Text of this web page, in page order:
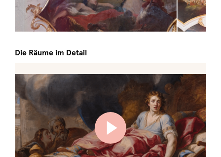
Die Räume im Detail